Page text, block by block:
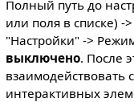
Полный путь до
или поля в списке) -
"Настройки" ->
выключено. После
взаимодействовать
интерактивных